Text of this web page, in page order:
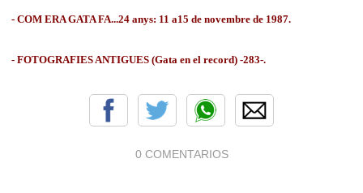
- COM ERA GATA FA...24 anys: 11 a15 de novembre de 1987.
- FOTOGRAFIES ANTIGUES (Gata en el record) -283-.
0 COMENTARIOS